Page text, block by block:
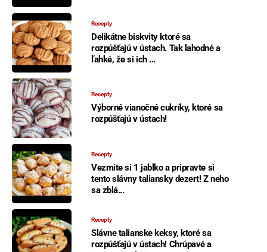
Recepty
Delikátne biskvity ktoré sa
rozpúšťajú v ústach. Tak lahodné a
ľahké, že si ich ...
Recepty
Výborné vianočné cukríky, ktoré sa
rozpúšťajú v ústach!
Recepty
Vezmite si 1 jablko a pripravte si
tento slávny taliansky dezert! Z neho
sa zblá...
Recepty
Slávne talianske keksy, ktoré sa
rozpúšťajú v ústach! Chrúpavé a